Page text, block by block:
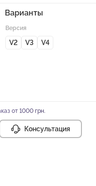
Варианты
Версия
V2 V3 V4
от 1000 грн.
Консультация